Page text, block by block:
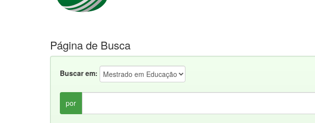
Página de Busca
Buscar em:
por